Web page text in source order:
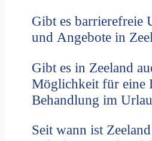
Gibt es barrierefreie
und Angebote in
Gibt es in Zeeland
Möglichkeit für eine
Behandlung im
Seit wann ist